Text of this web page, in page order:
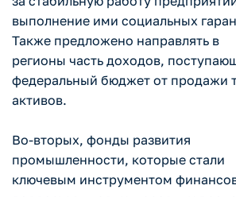
выполнение ими социальных
Также предложено направлять в
регионы часть доходов,
федеральный бюджет от продажи
активов.
Во-вторых, фонды развития
промышленности, которые стали
ключевым инструментом